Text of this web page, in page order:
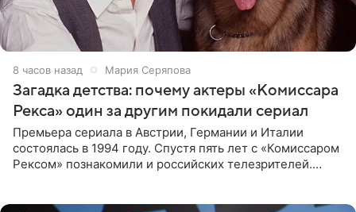
8 часов назад Мария Серяпова
Загадка детства: почему актеры «Комиссара
Рекса» один за другим покидали сериал
Премьера сериала в Австрии, Германии и Италии
состоялась в 1994 году. Спустя пять лет с «Комиссаром
Рексом» познакомили и российских телезрителей.